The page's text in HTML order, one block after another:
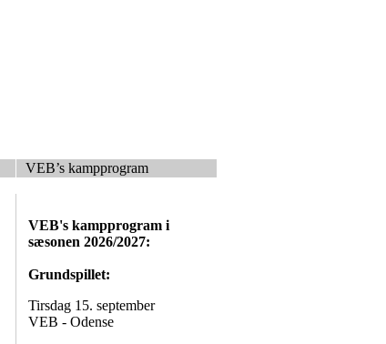
VEB’s kampprogram
VEB's kampprogram i
sæsonen 2026/2027:
Grundspillet:
Tirsdag 15. september
VEB - Odense